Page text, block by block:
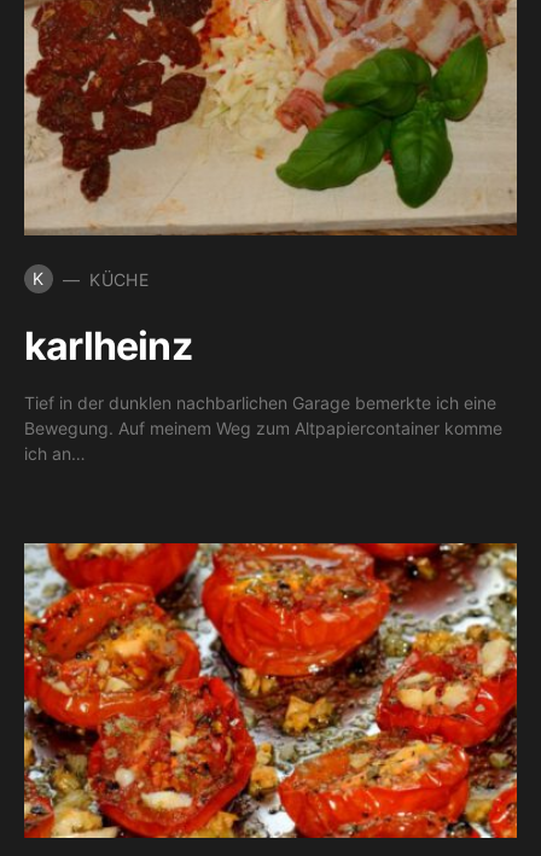
K KÜCHE
karlheinz
Tief in der dunklen nachbarlichen Garage bemerkte ich eine
Bewegung. Auf meinem Weg zum Altpapiercontainer komme
ich an…